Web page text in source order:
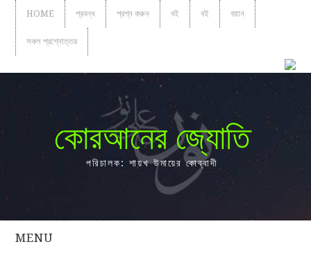
HOME প্রবন্ধ প্রশ্ন করুন বই বই বয়ান
সকল প্রশ্নোত্তর
কোরআনের জ্যোতি
পরিচালক: শায়খ উমায়ের কোব্বাদী
MENU
সকল